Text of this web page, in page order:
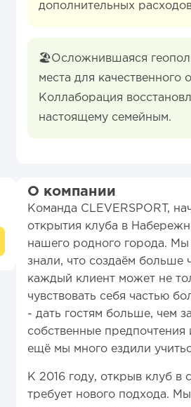
дополнительных
🏖️Осложнившаяся
места для
Коллаборация
настоящему семейным.
О компании
Команда CLEVERSPORT,
открытия клуба в
нашего родного города.
знали, что создаём больше
каждый клиент может не
чувствовать себя частью
- дать гостям больше, чем
собственные предпочтения
ещё мы много ездили
К 2016 году, открыв клуб
требует нового подхода.